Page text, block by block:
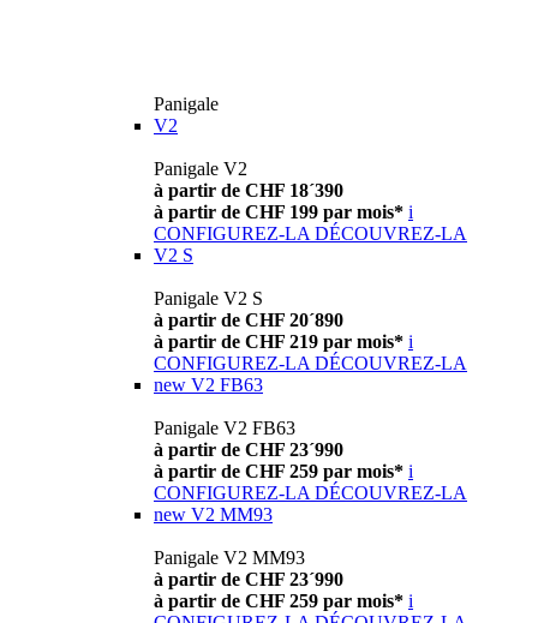
Panigale
V2
Panigale V2
à partir de CHF 18´390
à partir de CHF 199 par mois* i
CONFIGUREZ-LA DÉCOUVREZ-LA
V2 S
Panigale V2 S
à partir de CHF 20´890
à partir de CHF 219 par mois* i
CONFIGUREZ-LA DÉCOUVREZ-LA
new V2 FB63
Panigale V2 FB63
à partir de CHF 23´990
à partir de CHF 259 par mois* i
CONFIGUREZ-LA DÉCOUVREZ-LA
new V2 MM93
Panigale V2 MM93
à partir de CHF 23´990
à partir de CHF 259 par mois* i